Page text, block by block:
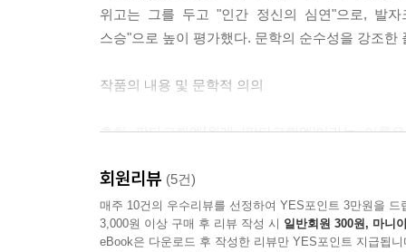
위고는 그를 두고 "인간 정신의 심연"으로, 발
스승"으로 높이 평가했다. 문학의 순수성을 강조
작품의 내용 및 문학적 의의
흔히 팡타그뤼엘[원래 ‘팡타그뤼엘’이라는 이
누리고자 하는 욕망, 인간의 무한한 가능성에 대
있다. 제1권인 『팡타그뤼엘』이 1532년 발표
『제5서』에 이르기까지, 라블레 소설은 동일한
회원리뷰 (5건)
매주 10건의 우수리뷰를 선정하여 YES포인트 3만원을 드
3,000원 이상 구매 후 리뷰 작성 시 일반회원 300원, 마니
eBook은 다운로드 후 작성한 리뷰만 YES포인트 지급됩니